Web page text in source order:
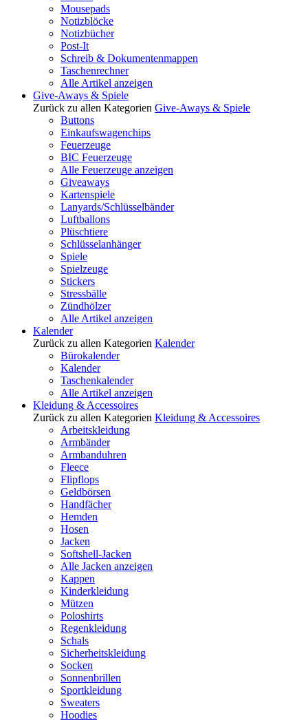
Mousepads
Notizblöcke
Notizbücher
Post-It
Schreib & Dokumentenmappen
Taschenrechner
Alle Artikel anzeigen
Give-Aways & Spiele
Zurück zu allen Kategorien Give-Aways & Spiele
Buttons
Einkaufswagenchips
Feuerzeuge
BIC Feuerzeuge
Alle Feuerzeuge anzeigen
Giveaways
Kartenspiele
Lanyards/Schlüsselbänder
Luftballons
Plüschtiere
Schlüsselanhänger
Spiele
Spielzeuge
Stickers
Stressbälle
Zündhölzer
Alle Artikel anzeigen
Kalender
Zurück zu allen Kategorien Kalender
Bürokalender
Kalender
Taschenkalender
Alle Artikel anzeigen
Kleidung & Accessoires
Zurück zu allen Kategorien Kleidung & Accessoires
Arbeitskleidung
Armbänder
Armbanduhren
Fleece
Flipflops
Geldbörsen
Handfächer
Hemden
Hosen
Jacken
Softshell-Jacken
Alle Jacken anzeigen
Kappen
Kinderkleidung
Mützen
Poloshirts
Regenkleidung
Schals
Sicherheitskleidung
Socken
Sonnenbrillen
Sportkleidung
Sweaters
Hoodies